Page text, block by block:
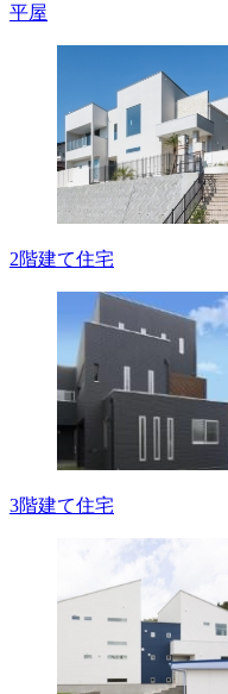
平屋
2階建て住宅
3階建て住宅